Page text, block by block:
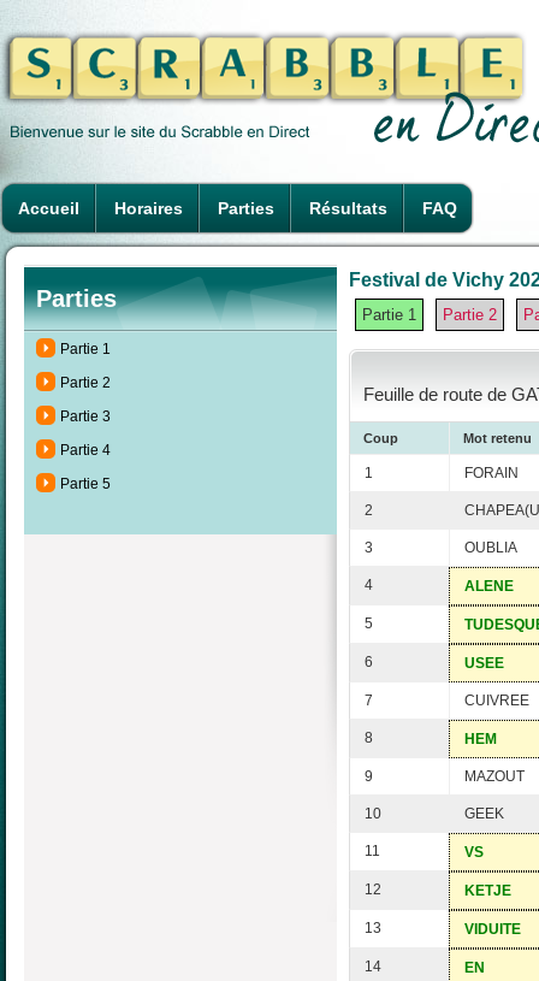
Accueil Horaires Parties Résultats FAQ
Parties
Partie 1
Partie 2
Partie 3
Partie 4
Partie 5
Festival de Vichy
Partie 1 Partie 2
Feuille de route de
Coup Mot retenu
1 FORAIN
2
3 OUBLIA
4 ALENE
5
6 USEE
7 CUIVREE
8 HEM
9 MAZOUT
10 GEEK
11 VS
12 KETJE
13 VIDUITE
14 EN